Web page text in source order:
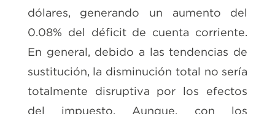
dólares, generando un aumento del
0.08% del déficit de cuenta corriente.
En general, debido a las tendencias de
sustitución, la disminución total no sería
totalmente disruptiva por los efectos
del impuesto. Aunque, con los